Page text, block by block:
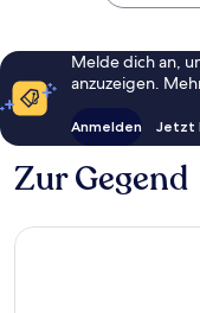
Melde dich an,
anzuzeigen.
Anmelden Jetzt
Zur Gegend